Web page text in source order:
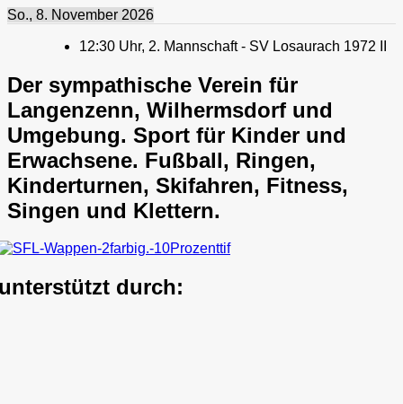
So., 8. November 2026
12:30 Uhr, 2. Mannschaft - SV Losaurach 1972 II
Der sympathische Verein für
Langenzenn, Wilhermsdorf und
Umgebung. Sport für Kinder und
Erwachsene. Fußball, Ringen,
Kinderturnen, Skifahren, Fitness,
Singen und Klettern.
durch: